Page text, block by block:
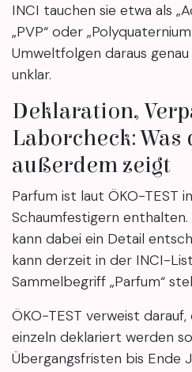
INCI tauchen sie etwa als
„PVP“ oder
Umweltfolgen daraus
unklar.
Deklaration,
Laborcheck: Was
außerdem zeigt
Parfum ist laut ÖKO-TEST
Schaumfestigern
kann dabei ein Detail
kann derzeit in der INCI-
Sammelbegriff „Parfum“
ÖKO-TEST verweist
einzeln deklariert werden
Übergangsfristen bis Ende